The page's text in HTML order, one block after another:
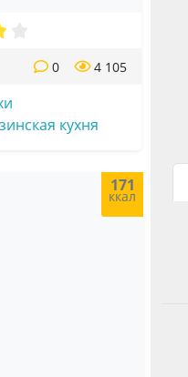
4 105
0
кухня
171
ккал